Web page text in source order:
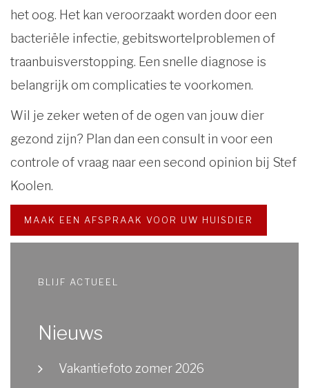
het oog. Het kan veroorzaakt worden door een
bacteriële infectie, gebitswortelproblemen of
traanbuisverstopping. Een snelle diagnose is
belangrijk om complicaties te voorkomen.
Wil je zeker weten of de ogen van jouw dier
gezond zijn? Plan dan een consult in voor een
controle of vraag naar een second opinion bij Stef
Koolen.
MAAK EEN AFSPRAAK VOOR UW HUISDIER
BLIJF ACTUEEL
Nieuws
Vakantiefoto zomer 2026